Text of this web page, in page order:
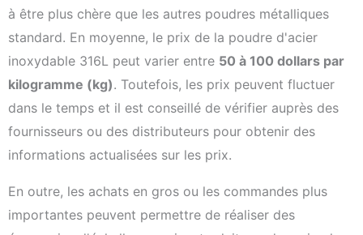
à être plus chère que les autres poudres métalliques
standard. En moyenne, le prix de la poudre d'acier
inoxydable 316L peut varier entre 50 à 100 dollars par
kilogramme (kg). Toutefois, les prix peuvent fluctuer
dans le temps et il est conseillé de vérifier auprès des
fournisseurs ou des distributeurs pour obtenir des
informations actualisées sur les prix.
En outre, les achats en gros ou les commandes plus
importantes peuvent permettre de réaliser des